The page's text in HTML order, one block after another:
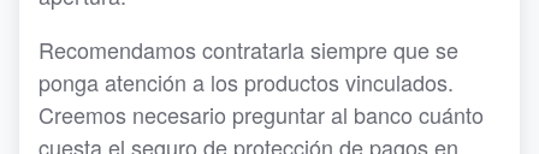
Recomendamos contratarla siempre que se
ponga atención a los productos vinculados.
Creemos necesario preguntar al banco cuánto
cuesta el seguro de protección de pagos en